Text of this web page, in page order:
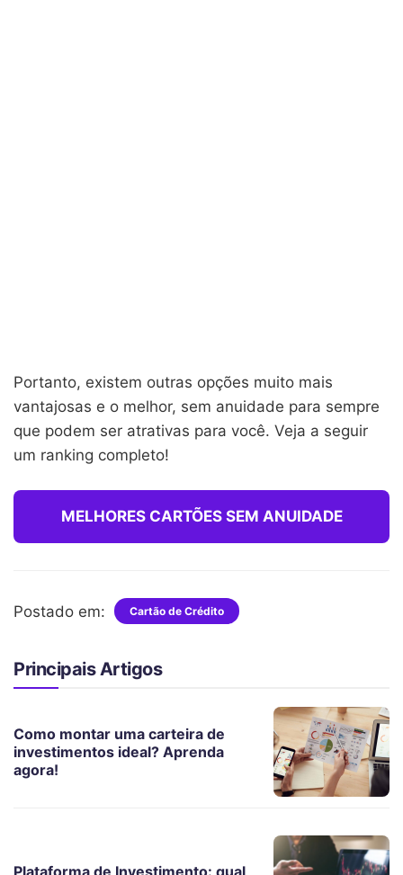
Portanto, existem outras opções muito mais
vantajosas e o melhor, sem anuidade para sempre
que podem ser atrativas para você. Veja a seguir
um ranking completo!
MELHORES CARTÕES SEM ANUIDADE
Postado em: Cartão de Crédito
Principais Artigos
Como montar uma carteira de
investimentos ideal? Aprenda
agora!